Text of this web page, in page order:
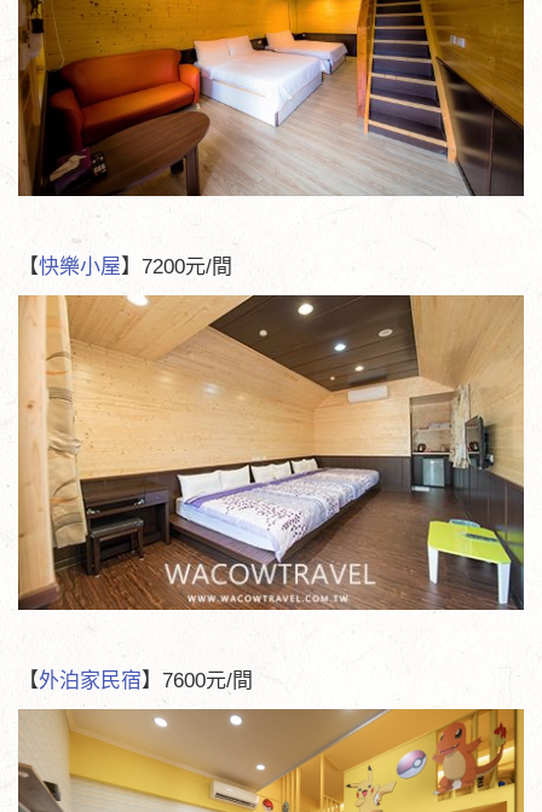
【快樂小屋】7200元/間
【外泊家民宿】7600元/間